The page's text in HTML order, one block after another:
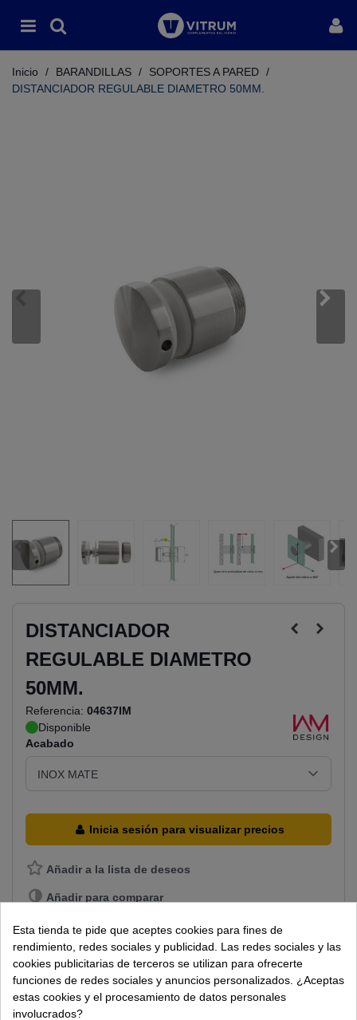
Inicio / BARANDILLAS / SOPORTES A PARED /
DISTANCIADOR REGULABLE DIAMETRO 50MM.
DISTANCIADOR
REGULABLE DIAMETRO
50MM.
Referencia: 04637IM
Disponible
Acabado
Inicia sesión para visualizar precios
Añadir a la lista de deseos
Añadir para comparar
Descripción
Distanciador regulable en acero inoxidable AISI-316.
Diámetro 50mm.
Salida de 30mm.
Para vidrio de 12mm hasta 21, 52mm.
Esta tienda te pide que aceptes cookies para fines de
rendimiento, redes sociales y publicidad. Las redes sociales y las
cookies publicitarias de terceros se utilizan para ofrecerte
funciones de redes sociales y anuncios personalizados. ¿Aceptas
estas cookies y el procesamiento de datos personales
involucrados?